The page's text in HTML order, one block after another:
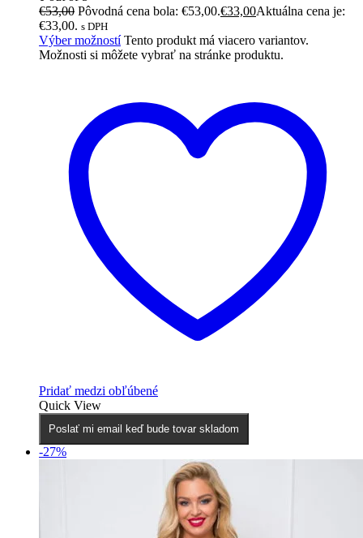
€53,00 Pôvodná cena bola: €53,00.€33,00Aktuálna cena je:
€33,00. s DPH
Výber možností Tento produkt má viacero variantov.
Možnosti si môžete vybrať na stránke produktu.
Pridať medzi obľúbené
Quick View
Poslať mi email keď bude tovar skladom
-27%